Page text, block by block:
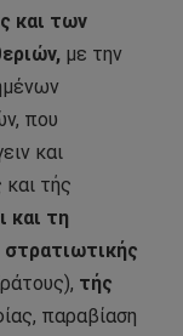
και των
με την
που
και
και τής
και τη
στρατιωτικής
τής
παραβίαση